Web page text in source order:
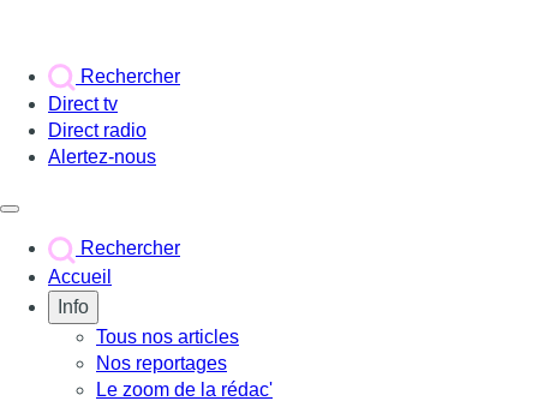
Rechercher
Direct tv
Direct radio
Alertez-nous
Rechercher
Accueil
Info
Tous nos articles
Nos reportages
Le zoom de la rédac'